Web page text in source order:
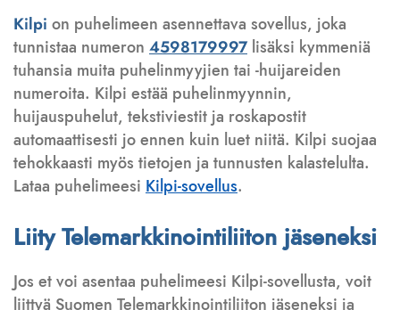
Kilpi on puhelimeen asennettava sovellus, joka
tunnistaa numeron 4598179997lisäksi kymmeniä
tuhansia muita puhelinmyyjien tai -huijareiden
numeroita. Kilpi estää puhelinmyynnin,
huijauspuhelut, tekstiviestit ja roskapostit
automaattisesti jo ennen kuin luet niitä. Kilpi suojaa
tehokkaasti myös tietojen ja tunnusten kalastelulta.
Lataa puhelimeesi Kilpi-sovellus.
Liity Telemarkkinointiliiton jäseneksi
Jos et voi asentaa puhelimeesi Kilpi-sovellusta, voit
liittyä Suomen Telemarkkinointiliiton jäseneksi ja